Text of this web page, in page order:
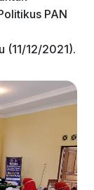
PAN
(11/12/2021).